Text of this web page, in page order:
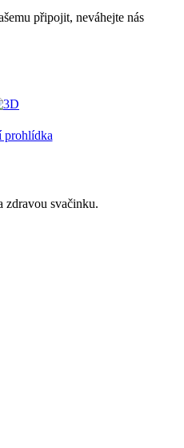
připojit, neváhejte nás
prohlídka
zdravou svačinku.